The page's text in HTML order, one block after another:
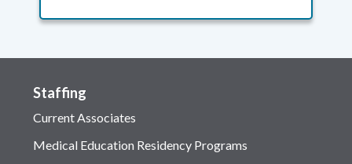
Staffing
Current Associates
Medical Education Residency Programs